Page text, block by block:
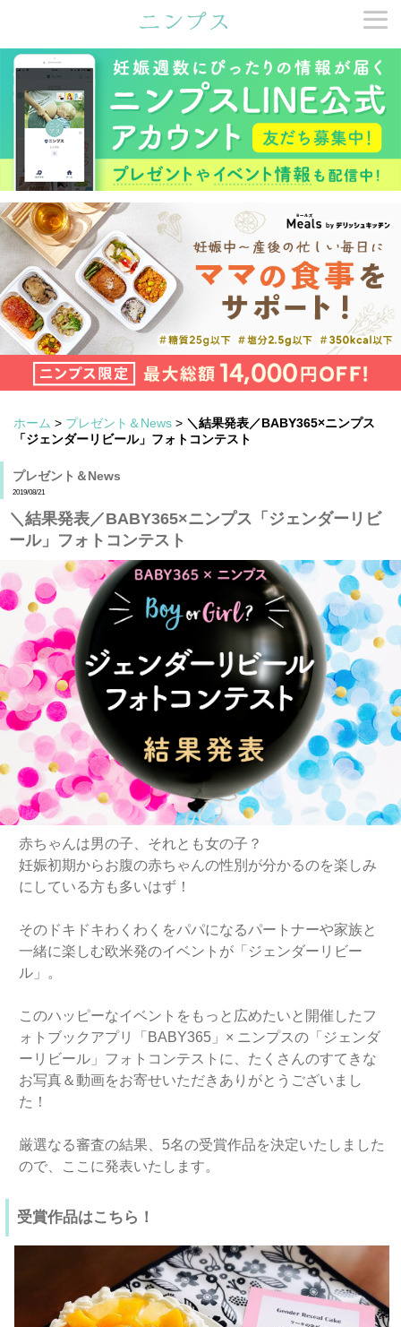
ホーム > プレゼント＆News > ＼結果発表／BABY365×ニンプス
「ジェンダーリビール」フォトコンテスト
プレゼント＆News
2019/08/21
＼結果発表／BABY365×ニンプス「ジェンダーリビ
ール」フォトコンテスト
赤ちゃんは男の子、それとも女の子？
妊娠初期からお腹の赤ちゃんの性別が分かるのを楽しみ
にしている方も多いはず！
そのドキドキわくわくをパパになるパートナーや家族と
一緒に楽しむ欧米発のイベントが「ジェンダーリビー
ル」。
このハッピーなイベントをもっと広めたいと開催したフ
ォトブックアプリ「BABY365」× ニンプスの「ジェンダ
ーリビール」フォトコンテストに、たくさんのすてきな
お写真＆動画をお寄せいただきありがとうございまし
た！
厳選なる審査の結果、5名の受賞作品を決定いたしました
ので、ここに発表いたします。
受賞作品はこちら！